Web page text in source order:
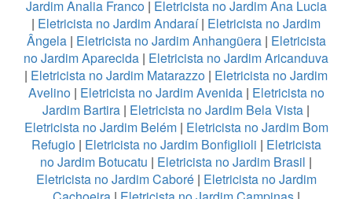
Jardim Analia Franco| Eletricista no Jardim Ana Lucia
| Eletricista no Jardim Andaraí| Eletricista no Jardim
Ângela| Eletricista no Jardim Anhangüera| Eletricista
no Jardim Aparecida | Eletricista no Jardim Aricanduva
| Eletricista no Jardim Matarazzo | Eletricista no Jardim
Avelino| Eletricista no Jardim Avenida| Eletricista no
Jardim Bartira | Eletricista no Jardim Bela Vista |
Eletricista no Jardim Belém| Eletricista no Jardim Bom
Refugio| Eletricista no Jardim Bonfiglioli | Eletricista
no Jardim Botucatu | Eletricista no Jardim Brasil |
Eletricista no Jardim Caboré| Eletricista no Jardim